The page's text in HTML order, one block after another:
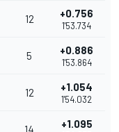
12 +0.756
1'53.734
5 +0.886
1'53.864
12 +1.054
1'54.032
14 +1.095